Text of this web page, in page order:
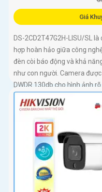
Giá
DS-2CD2T47G2H-LISU/SL
hợp hoàn hảo giữa công
đèn còi báo động và khả
như con người. Camera
DWDR 130db cho hình ảnh